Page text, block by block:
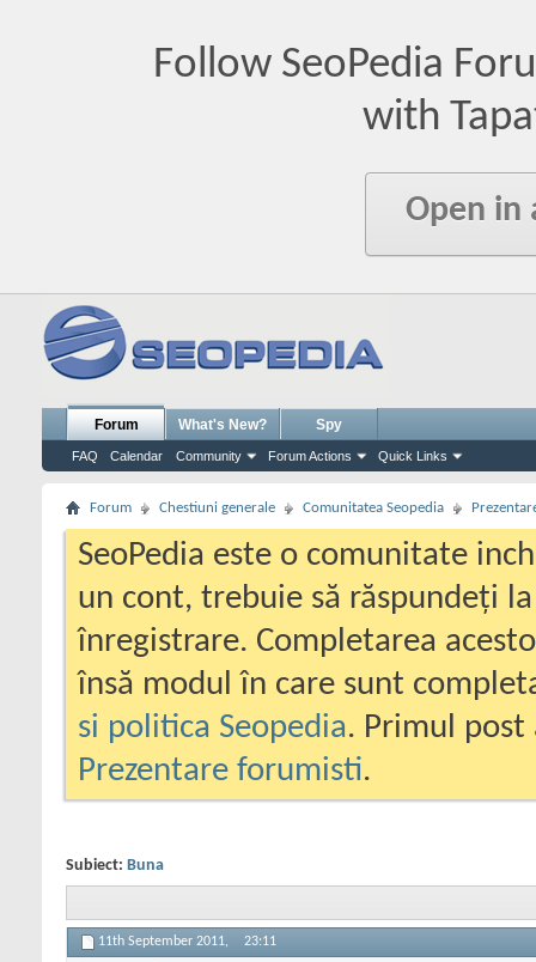
Follow SeoPedia
with
Open in
Forum
FAQ Calendar Community Forum Actions Quick Links
What's New? Spy
Forum Chestiuni generale Comunitatea Seopedia
SeoPedia este o comunitate
un cont, trebuie să răspundeți
înregistrare. Completarea
însă modul în care sunt
si politica Seopedia. Primul
Prezentare forumisti.
Subiect: Buna
11th September 2011, 23:11